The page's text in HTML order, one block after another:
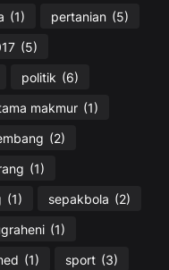
(1) pertanian (5)
(5)
politik (6)
makmur (1)
(2)
(1)
(1) sepakbola (2)
(1)
(1) sport (3)